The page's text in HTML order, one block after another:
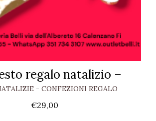
regalo natalizio –
- CONFEZIONI REGALO
€29,00